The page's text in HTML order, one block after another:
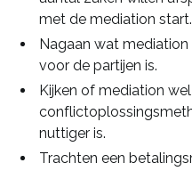
met de mediation start.
Nagaan wat
voor de partijen is.
Kijken of mediation
nuttiger is.
Trachten een